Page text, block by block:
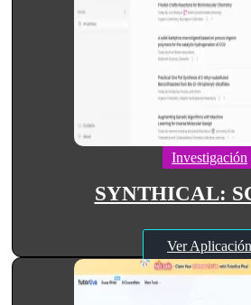
Investigación
SYNTHICAL:
Ver Aplicación